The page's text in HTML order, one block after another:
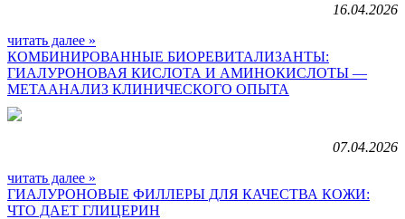
16.04.2026
читать далее »
КОМБИНИРОВАННЫЕ БИОРЕВИТАЛИЗАНТЫ:
ГИАЛУРОНОВАЯ КИСЛОТА И АМИНОКИСЛОТЫ —
МЕТААНАЛИЗ КЛИНИЧЕСКОГО ОПЫТА
07.04.2026
читать далее »
ГИАЛУРОНОВЫЕ ФИЛЛЕРЫ ДЛЯ КАЧЕСТВА КОЖИ:
ЧТО ДАЕТ ГЛИЦЕРИН